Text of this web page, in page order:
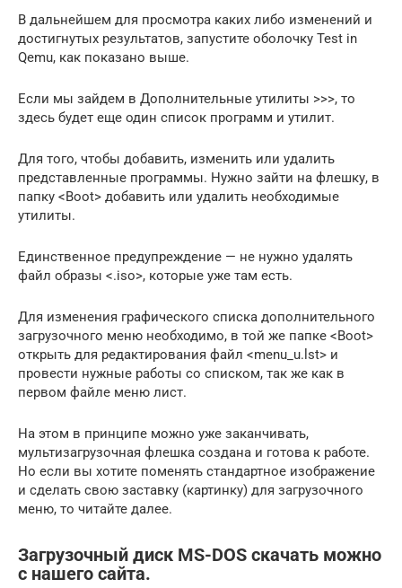
В дальнейшем для просмотра каких либо изменений и
достигнутых результатов, запустите оболочку Test in
Qemu, как показано выше.
Если мы зайдем в Дополнительные утилиты >>>, то
здесь будет еще один список программ и утилит.
Для того, чтобы добавить, изменить или удалить
представленные программы. Нужно зайти на флешку, в
папку <Boot> добавить или удалить необходимые
утилиты.
Единственное предупреждение — не нужно удалять
файл образы <.iso>, которые уже там есть.
Для изменения графического списка дополнительного
загрузочного меню необходимо, в той же папке <Boot>
открыть для редактирования файл <menu_u.lst> и
провести нужные работы со списком, так же как в
первом файле меню лист.
На этом в принципе можно уже заканчивать,
мультизагрузочная флешка создана и готова к работе.
Но если вы хотите поменять стандартное изображение
и сделать свою заставку (картинку) для загрузочного
меню, то читайте далее.
Загрузочный диск MS-DOS скачать можно
с нашего сайта.